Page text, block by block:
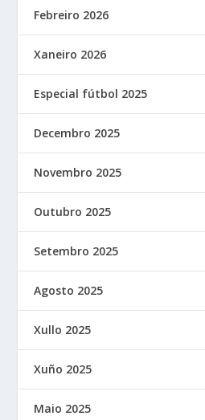
Febreiro 2026
Xaneiro 2026
Especial fútbol 2025
Decembro 2025
Novembro 2025
Outubro 2025
Setembro 2025
Agosto 2025
Xullo 2025
Xuño 2025
Maio 2025